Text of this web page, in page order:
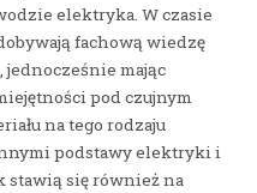
elektryka. W czasie
fachową wiedzę
jednocześnie mając
pod czujnym
na tego rodzaju
podstawy elektryki i
stawią się również na